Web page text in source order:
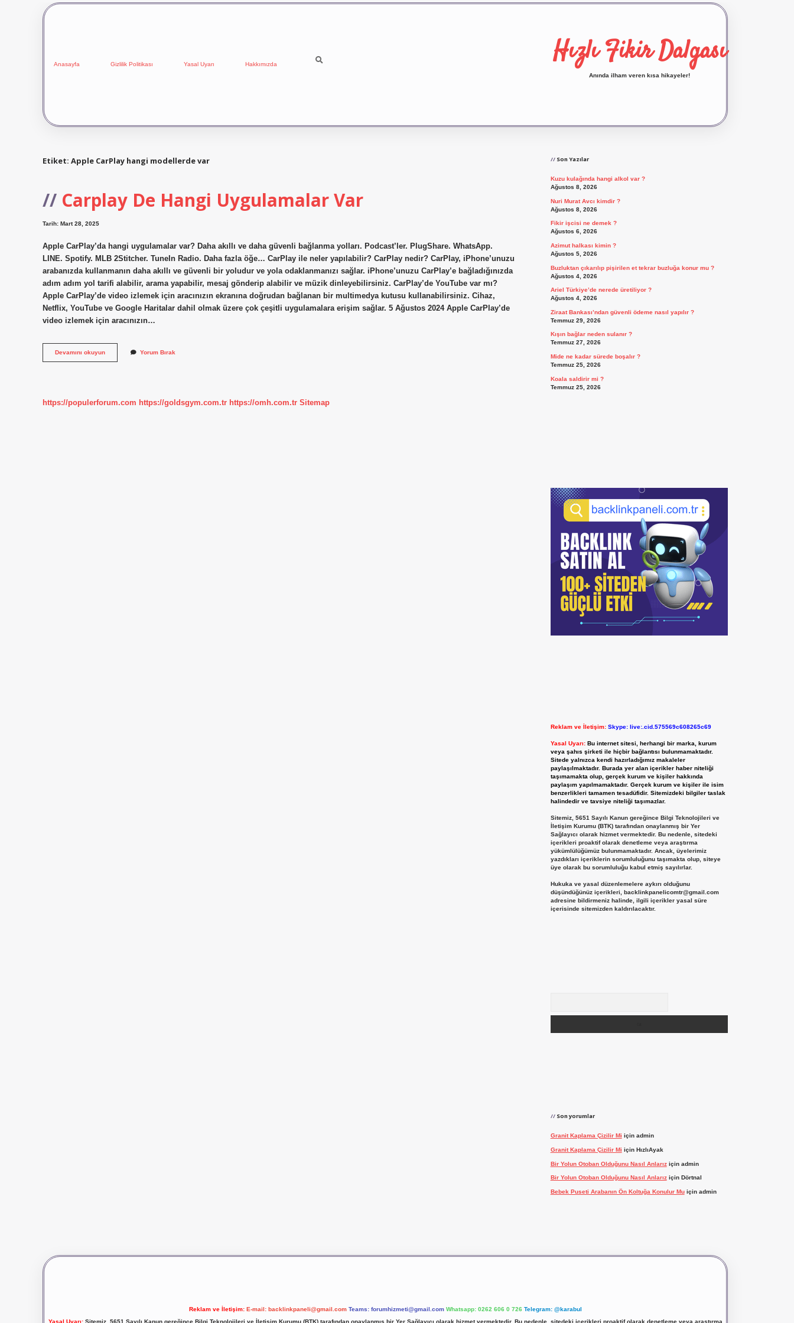
Anasayfa Gizlilik Politikası Yasal Uyarı Hakkımızda Hızlı Fikir Dalgası
Anında ilham veren kısa hikayeler!
Etiket: Apple CarPlay hangi modellerde var
Carplay De Hangi Uygulamalar Var
Tarih: Mart 28, 2025
Apple CarPlay’da hangi uygulamalar var? Daha akıllı ve daha güvenli bağlanma yolları. Podcast’ler. PlugShare. WhatsApp.
LINE. Spotify. MLB 2Stitcher. TuneIn Radio. Daha fazla öğe… CarPlay ile neler yapılabilir? CarPlay nedir? CarPlay, iPhone’unuzu
arabanızda kullanmanın daha akıllı ve güvenli bir yoludur ve yola odaklanmanızı sağlar. iPhone’unuzu CarPlay’e bağladığınızda
adım adım yol tarifi alabilir, arama yapabilir, mesaj gönderip alabilir ve müzik dinleyebilirsiniz. CarPlay’de YouTube var mı?
Apple CarPlay’de video izlemek için aracınızın ekranına doğrudan bağlanan bir multimedya kutusu kullanabilirsiniz. Cihaz,
Netflix, YouTube ve Google Haritalar dahil olmak üzere çok çeşitli uygulamalara erişim sağlar. 5 Ağustos 2024 Apple CarPlay’de
video izlemek için aracınızın…
Devamını okuyunCarplay
De
Yorum Bırak
https://populerforum.com https://goldsgym.com.tr https://omh.com.tr Sitemap
Son Yazılar
Kuzu kulağında hangi alkol var ?
Ağustos 8, 2026
Nuri Murat Avcı kimdir ?
Ağustos 8, 2026
Fikir işcisi ne demek ?
Ağustos 6, 2026
Azimut halkası kimin ?
Ağustos 5, 2026
Buzluktan çıkarılıp pişirilen et tekrar buzluğa konur mu ?
Ağustos 4, 2026
Ariel Türkiye’de nerede üretiliyor ?
Ağustos 4, 2026
Ziraat Bankası’ndan güvenli ödeme nasıl yapılır ?
Temmuz 29, 2026
Kışın bağlar neden sulanır ?
Temmuz 27, 2026
Mide ne kadar sürede boşalır ?
Temmuz 25, 2026
Koala saldirir mi ?
Temmuz 25, 2026
Reklam ve İletişim: Skype: live:.cid.575569c608265c69
Yasal Uyarı: Bu internet sitesi, herhangi bir marka, kurum
veya şahıs şirketi ile hiçbir bağlantısı bulunmamaktadır.
Sitede yalnızca kendi hazırladığımız makaleler
paylaşılmaktadır. Burada yer alan içerikler haber niteliği
taşımamakta olup, gerçek kurum ve kişiler hakkında
paylaşım yapılmamaktadır. Gerçek kurum ve kişiler ile isim
benzerlikleri tamamen tesadüfidir. Sitemizdeki bilgiler taslak
halindedir ve tavsiye niteliği taşımazlar.
Sitemiz, 5651 Sayılı Kanun gereğince Bilgi Teknolojileri ve
İletişim Kurumu (BTK) tarafından onaylanmış bir Yer
Sağlayıcı olarak hizmet vermektedir. Bu nedenle, sitedeki
içerikleri proaktif olarak denetleme veya araştırma
yükümlülüğümüz bulunmamaktadır. Ancak, üyelerimiz
yazdıkları içeriklerin sorumluluğunu taşımakta olup, siteye
üye olarak bu sorumluluğu kabul etmiş sayılırlar.
Hukuka ve yasal düzenlemelere aykırı olduğunu
düşündüğünüz içerikleri, backlinkpanelicomtr@gmail.com
adresine bildirmeniz halinde, ilgili içerikler yasal süre
içerisinde sitemizden kaldırılacaktır.
Son yorumlar
Granit Kaplama Çizilir Mi için admin
Granit Kaplama Çizilir Mi için HızlıAyak
Bir Yolun Otoban Olduğunu Nasıl Anlarıziçin admin
Bir Yolun Otoban Olduğunu Nasıl Anlarıziçin Dörtnal
Bebek Puseti Arabanın Ön Koltuğa Konulur Muiçin admin
Reklam ve İletişim: E-mail: backlinkpaneli@gmail.com Teams: forumhizmeti@gmail.com Whatsapp: 0262 606 0 726 Telegram: @karabul
Yasal Uyarı:Sitemiz, 5651 Sayılı Kanun gereğince Bilgi Teknolojileri ve İletişim Kurumu (BTK) tarafından onaylanmış bir Yer Sağlayıcı olarak hizmet vermektedir. Bu nedenle, sitedeki içerikleri proaktif olarak denetleme veya araştırma